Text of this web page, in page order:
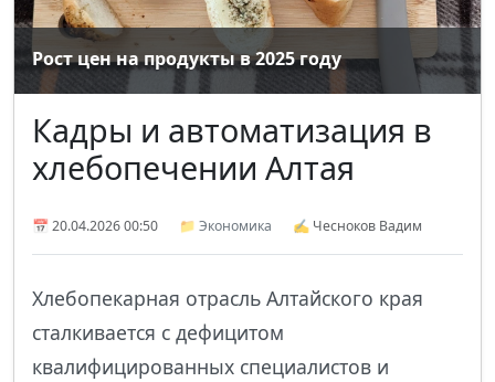
Рост цен на продукты в 2025 году
Кадры и автоматизация в
хлебопечении Алтая
📅 20.04.2026 00:50 📁 Экономика ✍ Чесноков Вадим
Хлебопекарная отрасль Алтайского края
сталкивается с дефицитом
квалифицированных специалистов и